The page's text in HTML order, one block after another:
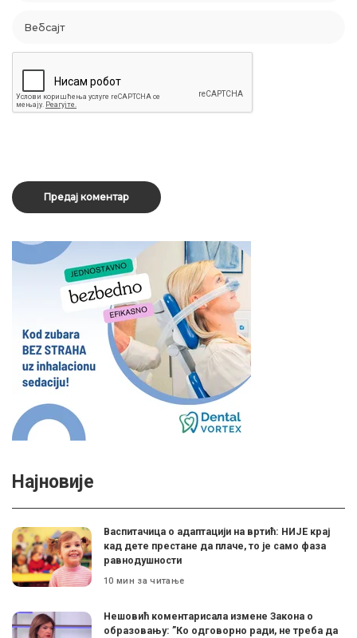
Најновије
Васпитачица о адаптацији на вртић: НИЈЕ крај
кад дете престане да плаче, то је само фаза
равнодушности
10 мин за читање
Нешовић коментарисала измене Закона о
образовању: ”Ко одговорно ради, не треба да